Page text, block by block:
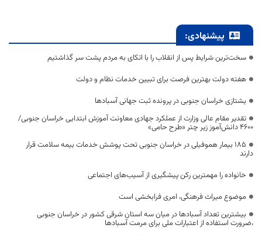
پیشنهادی:
سخت‌ترین شرایط پس از انقلاب را با اتکای به مردم پشت سر گذاشتیم
هفته دولت بهترین فرصت برای تبیین خدمات نظام و دولت
یشتازی خراسان جنوبی در پرونده ثبت جهانی آسبادها
تقدیر مقام عالی وزارت از عملکرد جهادی معاونت آموزش ابتدایی خراسان جنوبی/
۴۶۰۰ دانش‌آموز زیر چتر «طرح حامی»
۱۸۵ بیمار هموفیلی در خراسان جنوبی تحت پوشش خدمات بیمه سلامت قرار
دارند
خانواده را مهمترین رکن پیشگیری از آسیب‌های اجتماعی
موضوع میراث فرهنگی، امری فرابخشی است
بیشترین تعداد آسبادها در میان سه استان شرقی کشور در خراسان جنوبی
،ضرورت استفاده از اعتبارات ملی برای مرمت آسبادها